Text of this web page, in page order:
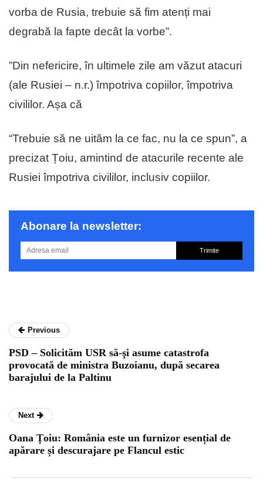
vorba de Rusia, trebuie să fim atenți mai
degrabă la fapte decât la vorbe”.
”Din nefericire, în ultimele zile am văzut atacuri
(ale Rusiei – n.r.) împotriva copiilor, împotriva
civililor. Așa că
“Trebuie să ne uităm la ce fac, nu la ce spun”, a
precizat Țoiu, amintind de atacurile recente ale
Rusiei împotriva civililor, inclusiv copiilor.
Abonare la newsletter:
Trimite
Previous
PSD – Solicităm USR să-şi asume catastrofa
provocată de ministra Buzoianu, după secarea
barajului de la Paltinu
Next
Oana Țoiu: România este un furnizor esențial de
apărare și descurajare pe Flancul estic